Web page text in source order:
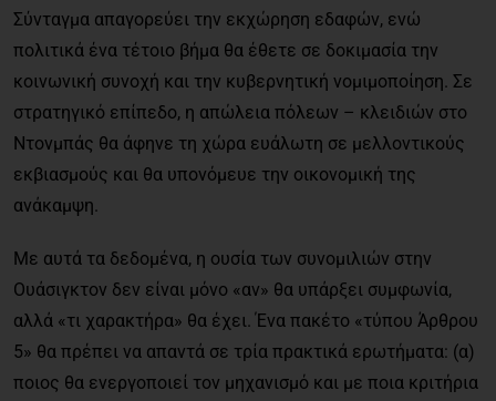
Σύνταγμα απαγορεύει την εκχώρηση εδαφών, ενώ
πολιτικά ένα τέτοιο βήμα θα έθετε σε δοκιμασία την
κοινωνική συνοχή και την κυβερνητική νομιμοποίηση. Σε
στρατηγικό επίπεδο, η απώλεια πόλεων – κλειδιών στο
Ντονμπάς θα άφηνε τη χώρα ευάλωτη σε μελλοντικούς
εκβιασμούς και θα υπονόμευε την οικονομική της
ανάκαμψη.
Με αυτά τα δεδομένα, η ουσία των συνομιλιών στην
Ουάσιγκτον δεν είναι μόνο «αν» θα υπάρξει συμφωνία,
αλλά «τι χαρακτήρα» θα έχει. Ένα πακέτο «τύπου Άρθρου
5» θα πρέπει να απαντά σε τρία πρακτικά ερωτήματα: (α)
ποιος θα ενεργοποιεί τον μηχανισμό και με ποια κριτήρια